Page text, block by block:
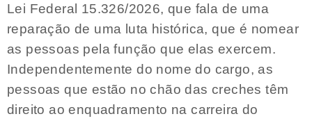
Lei Federal 15.326/2026, que fala de uma
reparação de uma luta histórica, que é nomear
as pessoas pela função que elas exercem.
Independentemente do nome do cargo, as
pessoas que estão no chão das creches têm
direito ao enquadramento na carreira do